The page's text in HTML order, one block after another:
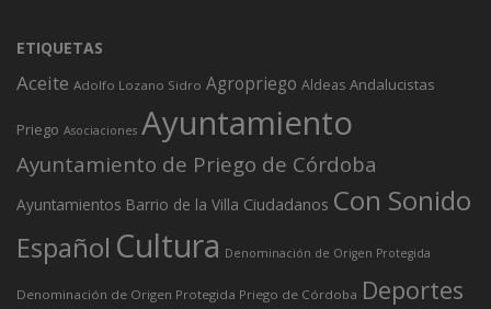
ETIQUETAS
Aceite Adolfo Lozano Sidro Agropriego Aldeas Andalucistas
Priego Asociaciones Ayuntamiento
Ayuntamiento de Priego de Córdoba
Ayuntamientos Barrio de la Villa Ciudadanos Con Sonido
Español Cultura Denominación de Origen Protegida
Denominación de Origen Protegida Priego de Córdoba Deportes